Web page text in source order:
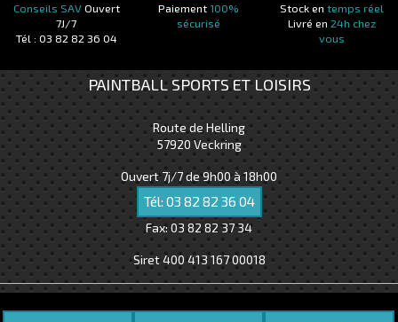
Conseils SAVOuvert
7J/7
Tél : 03 82 82 36 04
Paiement100%
sécurisé
Stock en temps réel
Livré en 24h chez
vous
PAINTBALL SPORTS ET LOISIRS
Route de Helling
57920 Veckring
Ouvert 7j/7 de 9h00 à 18h00
Tél: 03 82 82 36 04
Fax: 03 82 82 37 34
Siret 400 413 167 00018